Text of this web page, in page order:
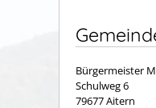
Bürgermeister
Schulweg 6
79677 Aitern